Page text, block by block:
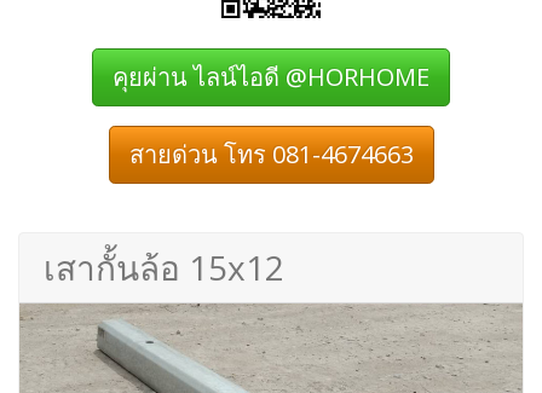
คุยผ่าน ไลน์ไอดี @HORHOME
สายด่วน โทร 081-4674663
เสากั้นล้อ 15x12